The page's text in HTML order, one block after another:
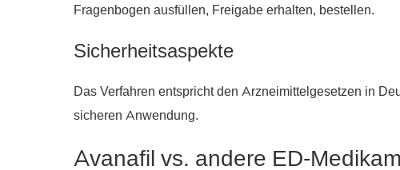
Fragenbogen ausfüllen, Freigabe erhalten, bestellen.
Sicherheitsaspekte
Das Verfahren entspricht den Arzneimittel­gesetzen in
sicheren Anwendung.
Avanafil vs. andere ED-